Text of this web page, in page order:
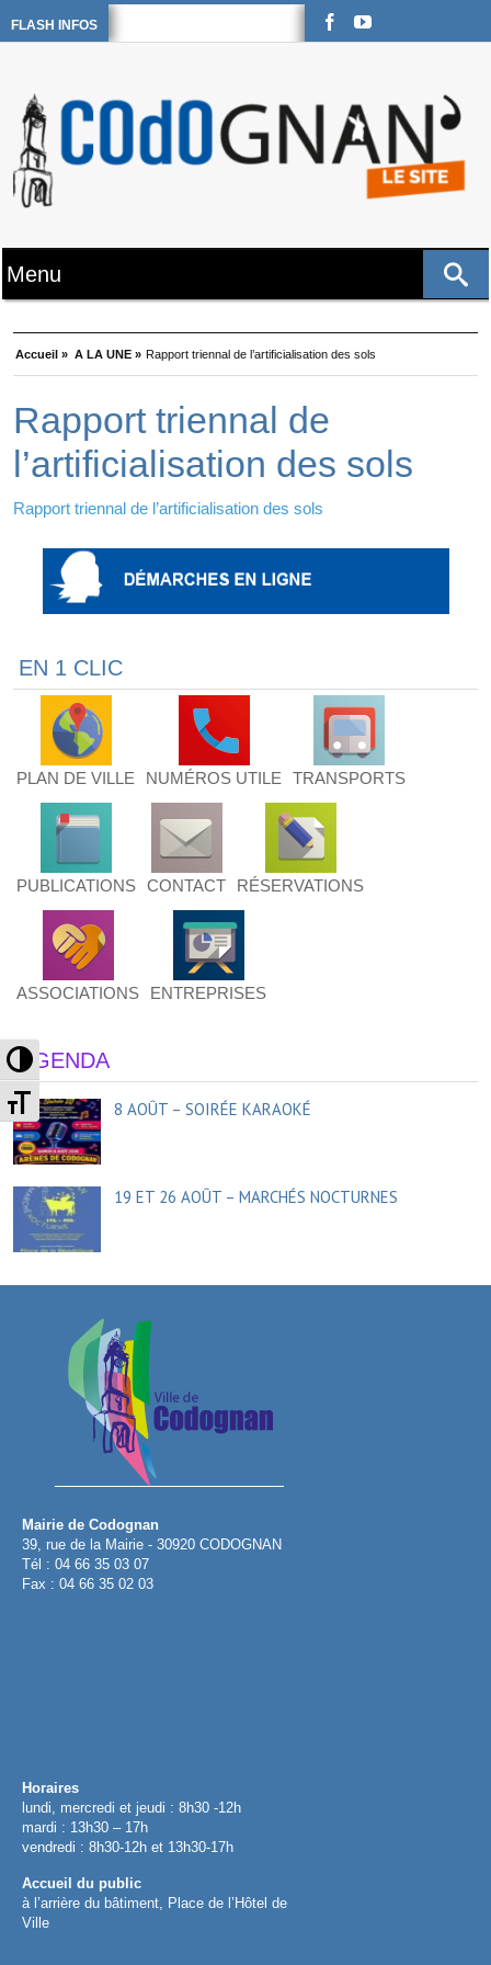
Passer en contraste élevé
Changer la taille de la police
FLASH INFOS
Accueil » A LA UNE » Rapport triennal de l’artificialisation des sols
Rapport triennal de
l’artificialisation des sols
Rapport triennal de l’artificialisation des sols
EN 1 CLIC
PLAN DE VILLE NUMÉROS UTILE TRANSPORTS
PUBLICATIONS CONTACT RÉSERVATIONS
ASSOCIATIONS ENTREPRISES
AGENDA
8 AOÛT – SOIRÉE KARAOKÉ
19 ET 26 AOÛT – MARCHÉS NOCTURNES
Mairie de Codognan
39, rue de la Mairie - 30920 CODOGNAN
Tél : 04 66 35 03 07
Fax : 04 66 35 02 03
Horaires
lundi, mercredi et jeudi : 8h30 -12h
mardi : 13h30 – 17h
vendredi : 8h30-12h et 13h30-17h
Accueil du public
à l’arrière du bâtiment, Place de l’Hôtel de
Ville